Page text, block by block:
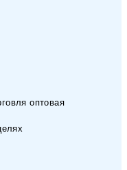
оптовая